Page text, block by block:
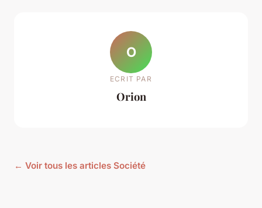
O
ECRIT PAR
Orion
← Voir tous les articles Société